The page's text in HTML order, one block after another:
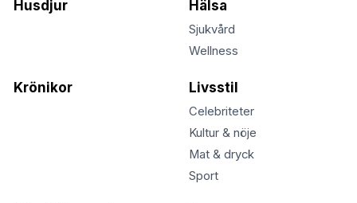
Husdjur Hälsa
Sjukvård
Wellness
Krönikor Livsstil
Celebriteter
Kultur & nöje
Mat & dryck
Sport